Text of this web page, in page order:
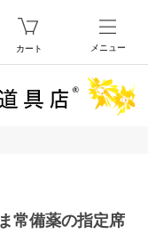
カート メニュー
ま常備薬の指定席